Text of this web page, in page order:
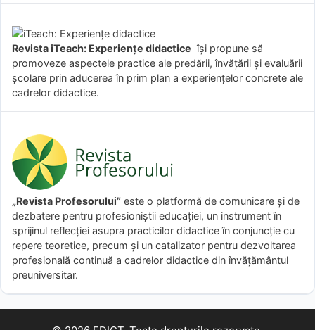
Revista iTeach: Experienţe didactice îşi propune să
promoveze aspectele practice ale predării, învăţării şi evaluării
şcolare prin aducerea în prim plan a experienţelor concrete ale
cadrelor didactice.
„Revista Profesorului” este o platformă de comunicare și de
dezbatere pentru profesioniștii educației, un instrument în
sprijinul reflecției asupra practicilor didactice în conjuncție cu
repere teoretice, precum și un catalizator pentru dezvoltarea
profesională continuă a cadrelor didactice din învățământul
preuniversitar.